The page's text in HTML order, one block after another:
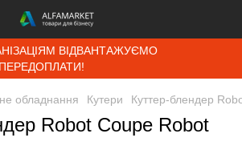
ВІДВАНТАЖУЄМО
обладнання Кутери Куттер-блендер
Robot Coupe Robot